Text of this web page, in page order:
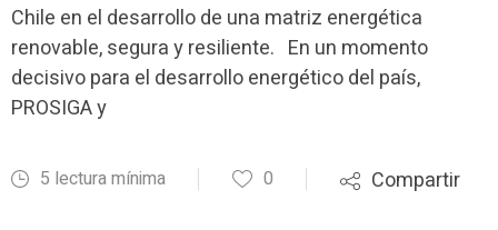
Chile en el desarrollo de una matriz energética
renovable, segura y resiliente. En un momento
decisivo para el desarrollo energético del país,
PROSIGA y
5 lectura mínima 0 Compartir